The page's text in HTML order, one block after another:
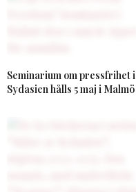
Seminarium om pressfrihet i
Sydasien hålls 5 maj i Malmö